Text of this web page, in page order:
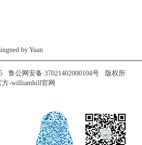
by Yuan
鲁公网安备 37021402000104号
版权所
-williamhill官网